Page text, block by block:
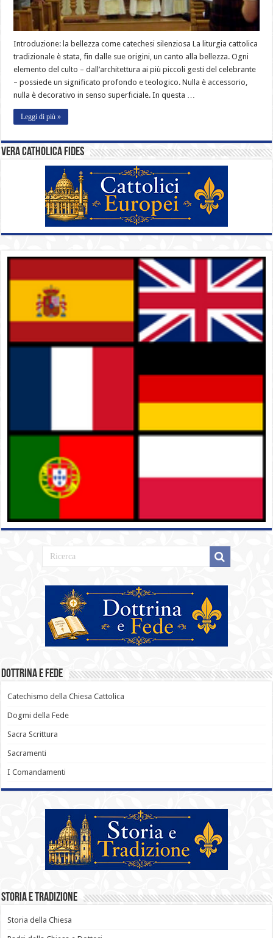
Introduzione: la bellezza come catechesi silenziosa La liturgia cattolica
tradizionale è stata, fin dalle sue origini, un canto alla bellezza. Ogni
elemento del culto – dall’architettura ai più piccoli gesti del celebrante
– possiede un significato profondo e teologico. Nulla è accessorio,
nulla è decorativo in senso superficiale. In questa …
Leggi di più »
Vera catholica fides
Dottrina e Fede
Catechismo della Chiesa Cattolica
Dogmi della Fede
Sacra Scrittura
Sacramenti
I Comandamenti
Storia e Tradizione
Storia della Chiesa